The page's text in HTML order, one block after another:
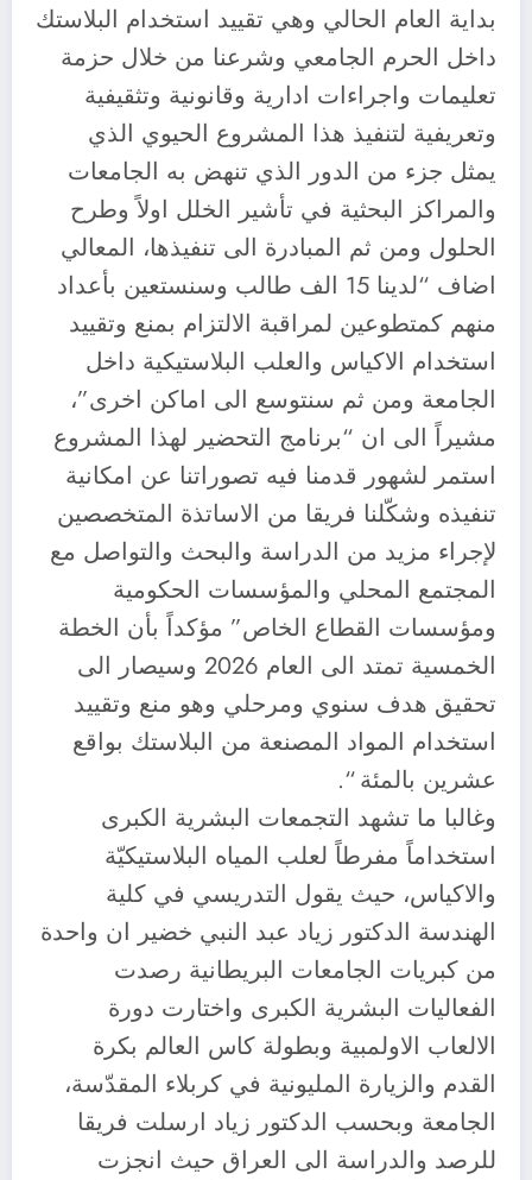
بداية العام الحالي وهي تقييد استخدام البلاستك
داخل الحرم الجامعي وشرعنا من خلال حزمة
تعليمات واجراءات ادارية وقانونية وتثقيفية
وتعريفية لتنفيذ هذا المشروع الحيوي الذي
يمثل جزء من الدور الذي تنهض به الجامعات
والمراكز البحثية في تأشير الخلل اولاً وطرح
الحلول ومن ثم المبادرة الى تنفيذها، المعالي
اضاف “لدينا 15 الف طالب وسنستعين بأعداد
منهم كمتطوعين لمراقبة الالتزام بمنع وتقييد
استخدام الاكياس والعلب البلاستيكية داخل
الجامعة ومن ثم سنتوسع الى اماكن اخرى”،
مشيراً الى ان “برنامج التحضير لهذا المشروع
استمر لشهور قدمنا فيه تصوراتنا عن امكانية
تنفيذه وشكّلنا فريقا من الاساتذة المتخصصين
لإجراء مزيد من الدراسة والبحث والتواصل مع
المجتمع المحلي والمؤسسات الحكومية
ومؤسسات القطاع الخاص” مؤكداً بأن الخطة
الخمسية تمتد الى العام 2026 وسيصار الى
تحقيق هدف سنوي ومرحلي وهو منع وتقييد
استخدام المواد المصنعة من البلاستك بواقع
عشرين بالمئة “.
وغالبا ما تشهد التجمعات البشرية الكبرى
استخداماً مفرطاً لعلب المياه البلاستيكيّة
والاكياس، حيث يقول التدريسي في كلية
الهندسة الدكتور زياد عبد النبي خضير ان واحدة
من كبريات الجامعات البريطانية رصدت
الفعاليات البشرية الكبرى واختارت دورة
الالعاب الاولمبية وبطولة كاس العالم بكرة
القدم والزيارة المليونية في كربلاء المقدّسة،
الجامعة وبحسب الدكتور زياد ارسلت فريقا
للرصد والدراسة الى العراق حيث انجزت